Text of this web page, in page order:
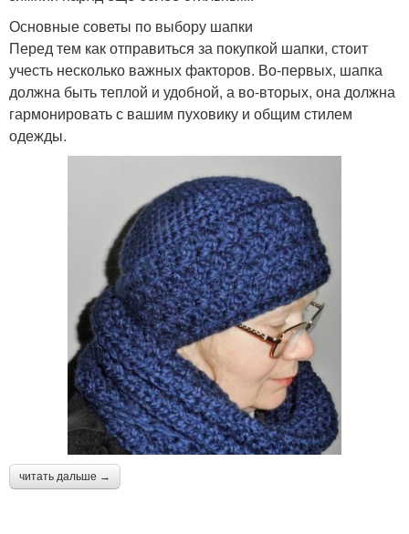
Основные советы по выбору шапки
Перед тем как отправиться за покупкой шапки, стоит
учесть несколько важных факторов. Во-первых, шапка
должна быть теплой и удобной, а во-вторых, она должна
гармонировать с вашим пуховику и общим стилем
одежды.
читать дальше →